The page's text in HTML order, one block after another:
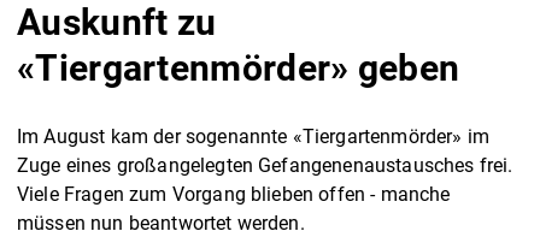
Auskunft zu
«Tiergartenmörder» geben
Im August kam der sogenannte «Tiergartenmörder» im
Zuge eines großangelegten Gefangenenaustausches frei.
Viele Fragen zum Vorgang blieben offen - manche
müssen nun beantwortet werden.